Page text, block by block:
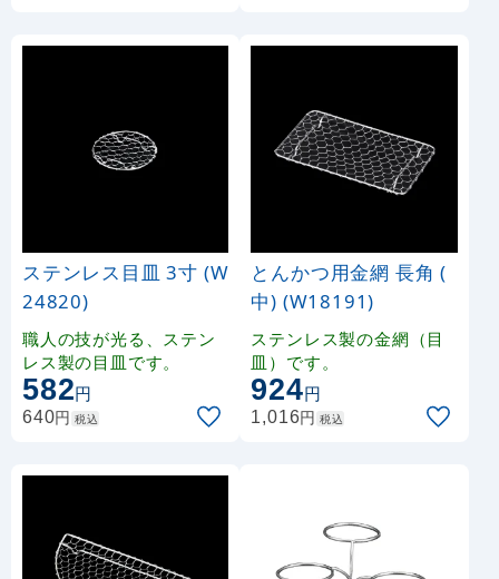
ステンレス目皿 3寸 (W
24820)
職人の技が光る、ステン
レス製の目皿です。
582円
640円 税込
とんかつ用金網 長角 (
中) (W18191)
ステンレス製の金網（目
皿）です。
924円
1,016円 税込